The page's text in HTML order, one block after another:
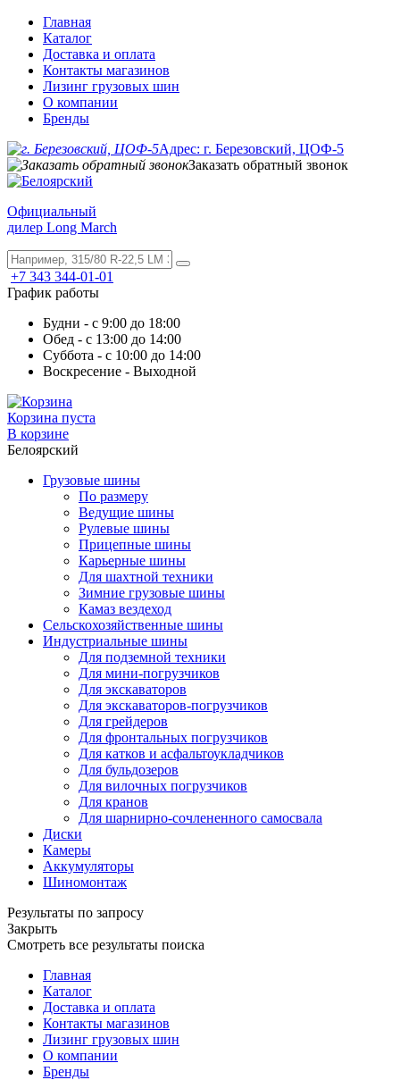
Главная
Каталог
Доставка и оплата
Контакты магазинов
Лизинг грузовых шин
О компании
Бренды
Адрес: г. Березовский, ЦОФ-5
Заказать обратный звонок
Официальный
дилер Long March
+7 343 344-01-01
График работы
Будни - с 9:00 до 18:00
Обед - с 13:00 до 14:00
Суббота - с 10:00 до 14:00
Воскресение - Выходной
Корзина пуста
В корзине
Белоярский
Грузовые шины
По размеру
Ведущие шины
Рулевые шины
Прицепные шины
Карьерные шины
Для шахтной техники
Зимние грузовые шины
Камаз вездеход
Сельскохозяйственные шины
Индустриальные шины
Для подземной техники
Для мини-погрузчиков
Для экскаваторов
Для экскаваторов-погрузчиков
Для грейдеров
Для фронтальных погрузчиков
Для катков и асфальтоукладчиков
Для бульдозеров
Для вилочных погрузчиков
Для кранов
Для шарнирно-сочлененного самосвала
Диски
Камеры
Аккумуляторы
Шиномонтаж
Результаты по запросу
Закрыть
Смотреть все результаты поиска
Главная
Каталог
Доставка и оплата
Контакты магазинов
Лизинг грузовых шин
О компании
Бренды